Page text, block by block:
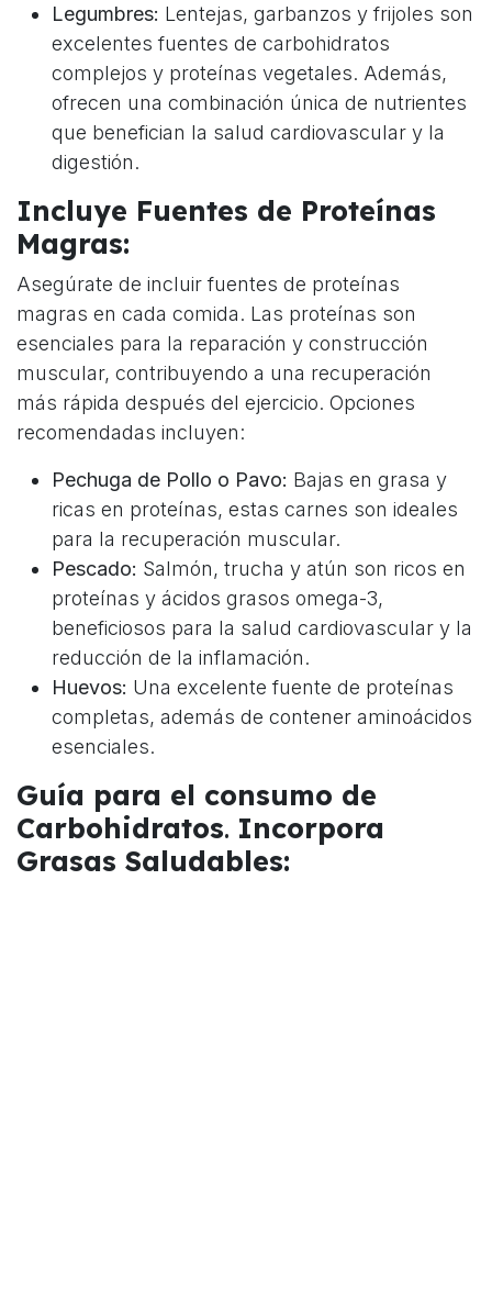
Legumbres: Lentejas, garbanzos y frijoles son
excelentes fuentes de carbohidratos
complejos y proteínas vegetales. Además,
ofrecen una combinación única de nutrientes
que benefician la salud cardiovascular y la
digestión.
Incluye Fuentes de Proteínas
Magras:
Asegúrate de incluir fuentes de proteínas
magras en cada comida. Las proteínas son
esenciales para la reparación y construcción
muscular, contribuyendo a una recuperación
más rápida después del ejercicio. Opciones
recomendadas incluyen:
Pechuga de Pollo o Pavo: Bajas en grasa y
ricas en proteínas, estas carnes son ideales
para la recuperación muscular.
Pescado: Salmón, trucha y atún son ricos en
proteínas y ácidos grasos omega-3,
beneficiosos para la salud cardiovascular y la
reducción de la inflamación.
Huevos: Una excelente fuente de proteínas
completas, además de contener aminoácidos
esenciales.
Guía para el consumo de
Carbohidratos. Incorpora
Grasas Saludables: